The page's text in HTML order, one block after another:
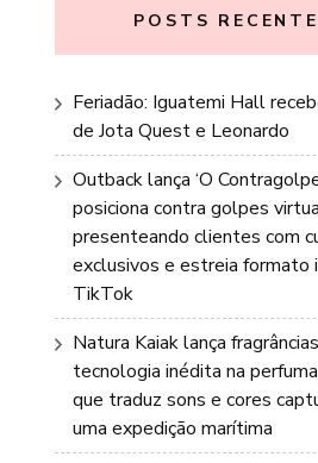
POSTS
Feriadão: Iguatemi Hall
de Jota Quest e Leonardo
Outback lança ‘O
posiciona contra golpes
presenteando clientes com
exclusivos e estreia formato
TikTok
Natura Kaiak lança
tecnologia inédita na
que traduz sons e cores
uma expedição marítima